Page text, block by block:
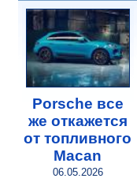
Porsche все
же откажется
от топливного
Macan
06.05.2026